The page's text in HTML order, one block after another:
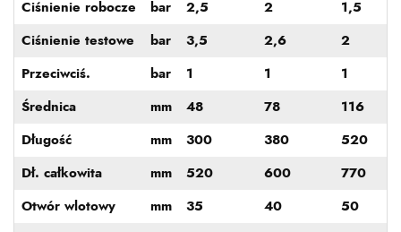
Ciśnienie robocze bar 2,5 2 1,5
Ciśnienie testowe bar 3,5 2,6 2
Przeciwciś. bar 1 1 1
Średnica mm 48 78 116
Długość mm 300 380 520
Dł. całkowita mm 520 600 770
Otwór wlotowy mm 35 40 50